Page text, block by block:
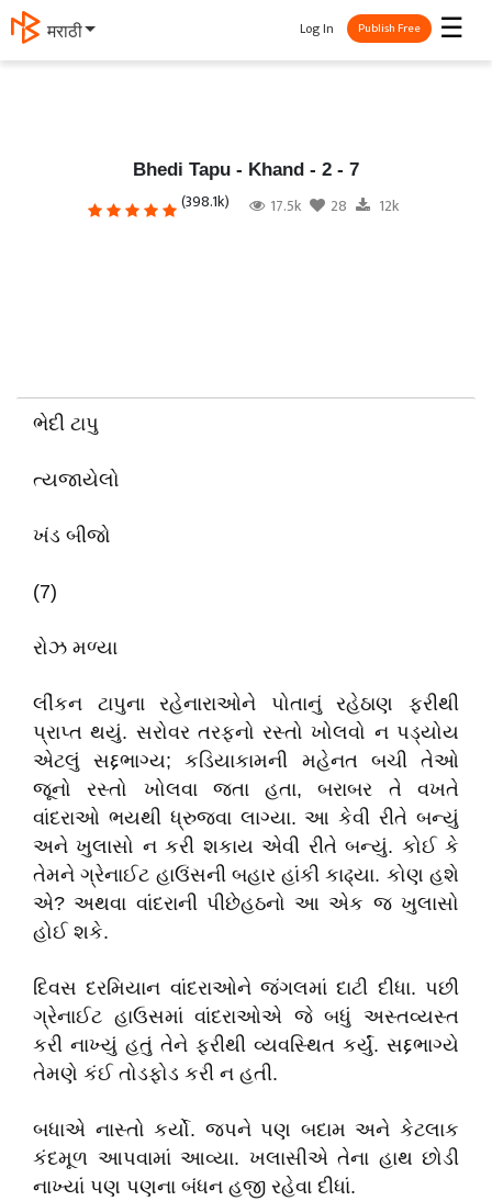
தமிழ் ☰
Log In Publish Free
Bhedi Tapu - Khand - 2 - 7
(398.1k) 17.5k 28 12k
ભેદી ટાપુ
ત્યજાયેલો
ખંડ બીજો
(7)
રોઝ મળ્યા
લીંકન ટાપુના રહેનારાઓને પોતાનું રહેઠાણ ફરીથી
પ્રાપ્ત થયું. સરોવર તરફનો રસ્તો ખોલવો ન પડ્યોય
એટલું સદ્દભાગ્ય; કડિયાકામની મહેનત બચી તેઓ
જૂનો રસ્તો ખોલવા જતા હતા, બરાબર તે વખતે
વાંદરાઓ ભયથી ધ્રુજવા લાગ્યા. આ કેવી રીતે બન્યું
અને ખુલાસો ન કરી શકાય એવી રીતે બન્યું. કોઈ કે
તેમને ગ્રેનાઈટ હાઉંસની બહાર હાંકી કાઢ્યા. કોણ હશે
એ? અથવા વાંદરાની પીછેહઠનો આ એક જ ખુલાસો
હોઈ શકે.
દિવસ દરમિયાન વાંદરાઓને જંગલમાં દાટી દીધા. પછી
ગ્રેનાઈટ હાઉસમાં વાંદરાઓએ જે બધું અસ્તવ્યસ્ત
કરી નાખ્યું હતું તેને ફરીથી વ્યવસ્થિત કર્યું. સદ્દભાગ્યે
તેમણે કંઈ તોડફોડ કરી ન હતી.
બધાએ નાસ્તો કર્યો. જપને પણ બદામ અને કેટલાક
કંદમૂળ આપવામાં આવ્યા. ખલાસીએ તેના હાથ છોડી
નાખ્યાં પણ પણના બંધન હજી રહેવા દીધાં.